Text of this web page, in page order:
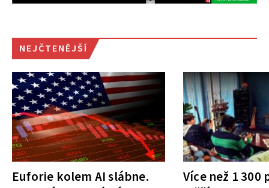
NEJČTENĚJŠÍ
Euforie kolem AI slábne.
Více než 1